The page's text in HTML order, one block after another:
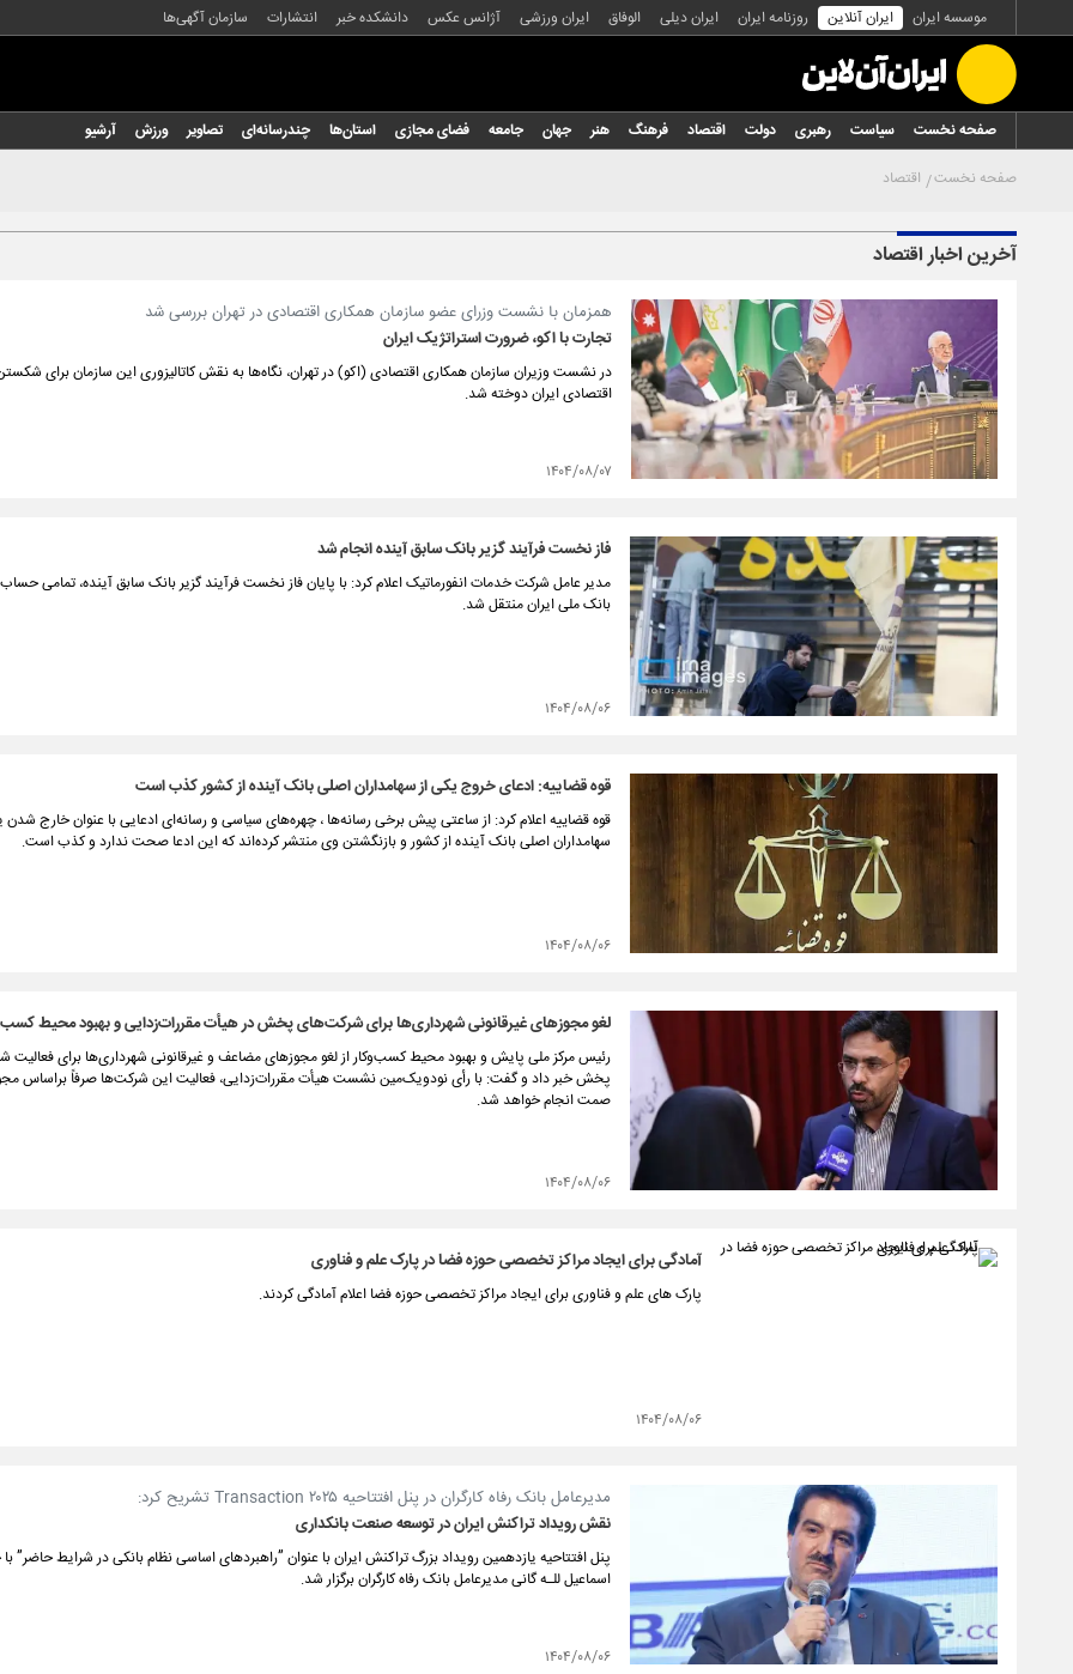
موسسه ایران ایران آنلاین روزنامه ایران ایران دیلی الوفاق ایران ورزشی آژانس عکس دانشکده خبر انتشارات سازمان آگهی‌ها
صفحه نخست سیاست رهبری دولت اقتصاد فرهنگ هنر جهان جامعه فضای مجازی استان‌ها چندرسانه‌ای تصاویر ورزش آرشیو
صفحه نخست اقتصاد
آخرین اخبار اقتصاد
همزمان با نشست وزرای عضو سازمان همکاری اقتصادی در تهران بررسی شد
تجارت با اکو، ضرورت استراتژیک ایران
در نشست وزیران سازمان همکاری اقتصادی (اکو) در تهران، نگاه‌ها به نقش کاتالیزوری این سازمان برای
اقتصادی ایران دوخته شد.
۱۴۰۴/۰۸/۰۷
فاز نخست فرآیند گزیر بانک سابق آینده انجام شد
مدیر عامل شرکت خدمات انفورماتیک اعلام کرد: با پایان فاز نخست فرآیند گزیر بانک سابق آینده، تمامی
بانک ملی ایران منتقل شد.
۱۴۰۴/۰۸/۰۶
قوه قضاییه: ادعای خروج یکی از سهامداران اصلی بانک آینده از کشور کذب است
قوه قضاییه اعلام کرد: از ساعتی پیش برخی رسانه‌ها ، چهره‌های سیاسی و رسانه‌ای ادعایی با عنوان خارج شدن
سهامداران اصلی بانک آینده از کشور و بازنگشتن وی منتشر کرده‌اند که این ادعا صحت ندارد و کذب است.
۱۴۰۴/۰۸/۰۶
لغو مجوزهای غیرقانونی شهرداری‌ها برای شرکت‌های پخش در هیأت مقررات‌زدایی و بهبود محیط
رئیس مرکز ملی پایش و بهبود محیط کسب‌وکار از لغو مجوزهای مضاعف و غیرقانونی شهرداری‌ها برای فعالیت
پخش خبر داد و گفت: با رأی نودویک‌مین نشست هیأت مقررات‌زدایی، فعالیت این شرکت‌ها صرفاً براساس
صمت انجام خواهد شد.
۱۴۰۴/۰۸/۰۶
آمادگی برای ایجاد مراکز تخصصی حوزه فضا در پارک علم و فناوری
پارک های علم و فناوری برای ایجاد مراکز تخصصی حوزه فضا اعلام آمادگی کردند.
۱۴۰۴/۰۸/۰۶
مدیرعامل بانک رفاه کارگران در پنل افتتاحیه Transaction ۲۰۲۵ تشریح کرد:
نقش رویداد تراکنش ایران در توسعه صنعت بانکداری
پنل افتتاحیه یازدهمین رویداد بزرگ تراکنش ایران با عنوان ”راهبردهای اساسی نظام بانکی در شرایط حاضر”
اسماعیل للـه گانی مدیرعامل بانک رفاه کارگران برگزار شد.
۱۴۰۴/۰۸/۰۶